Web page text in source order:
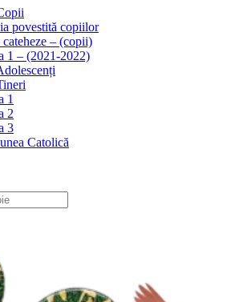
povestită copiilor
– (copii)
1 – (2021-2022)
1
2
3
Catolică